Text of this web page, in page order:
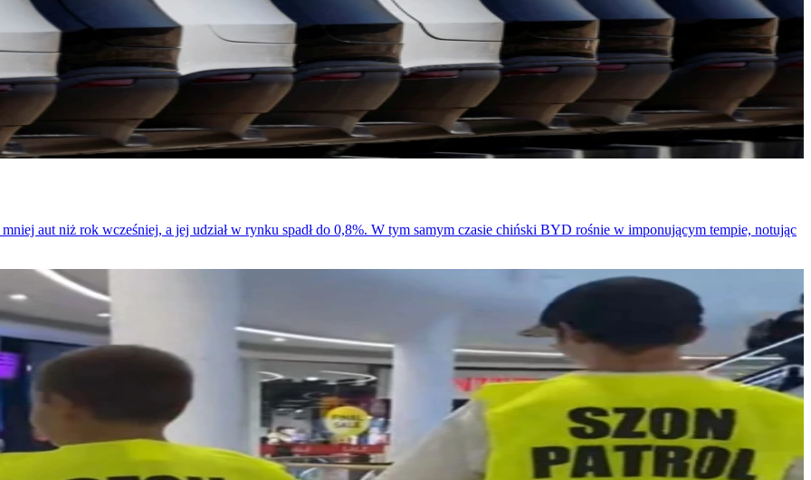
aut niż rok wcześniej, a jej udział w rynku spadł do 0,8%. W tym samym czasie chiński BYD rośnie w imponującym tempie, notując